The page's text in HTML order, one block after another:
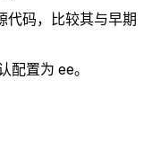
代码，比较其与早期
配置为 ee。